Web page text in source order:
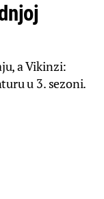
a Vikinzi:
u 3. sezoni.